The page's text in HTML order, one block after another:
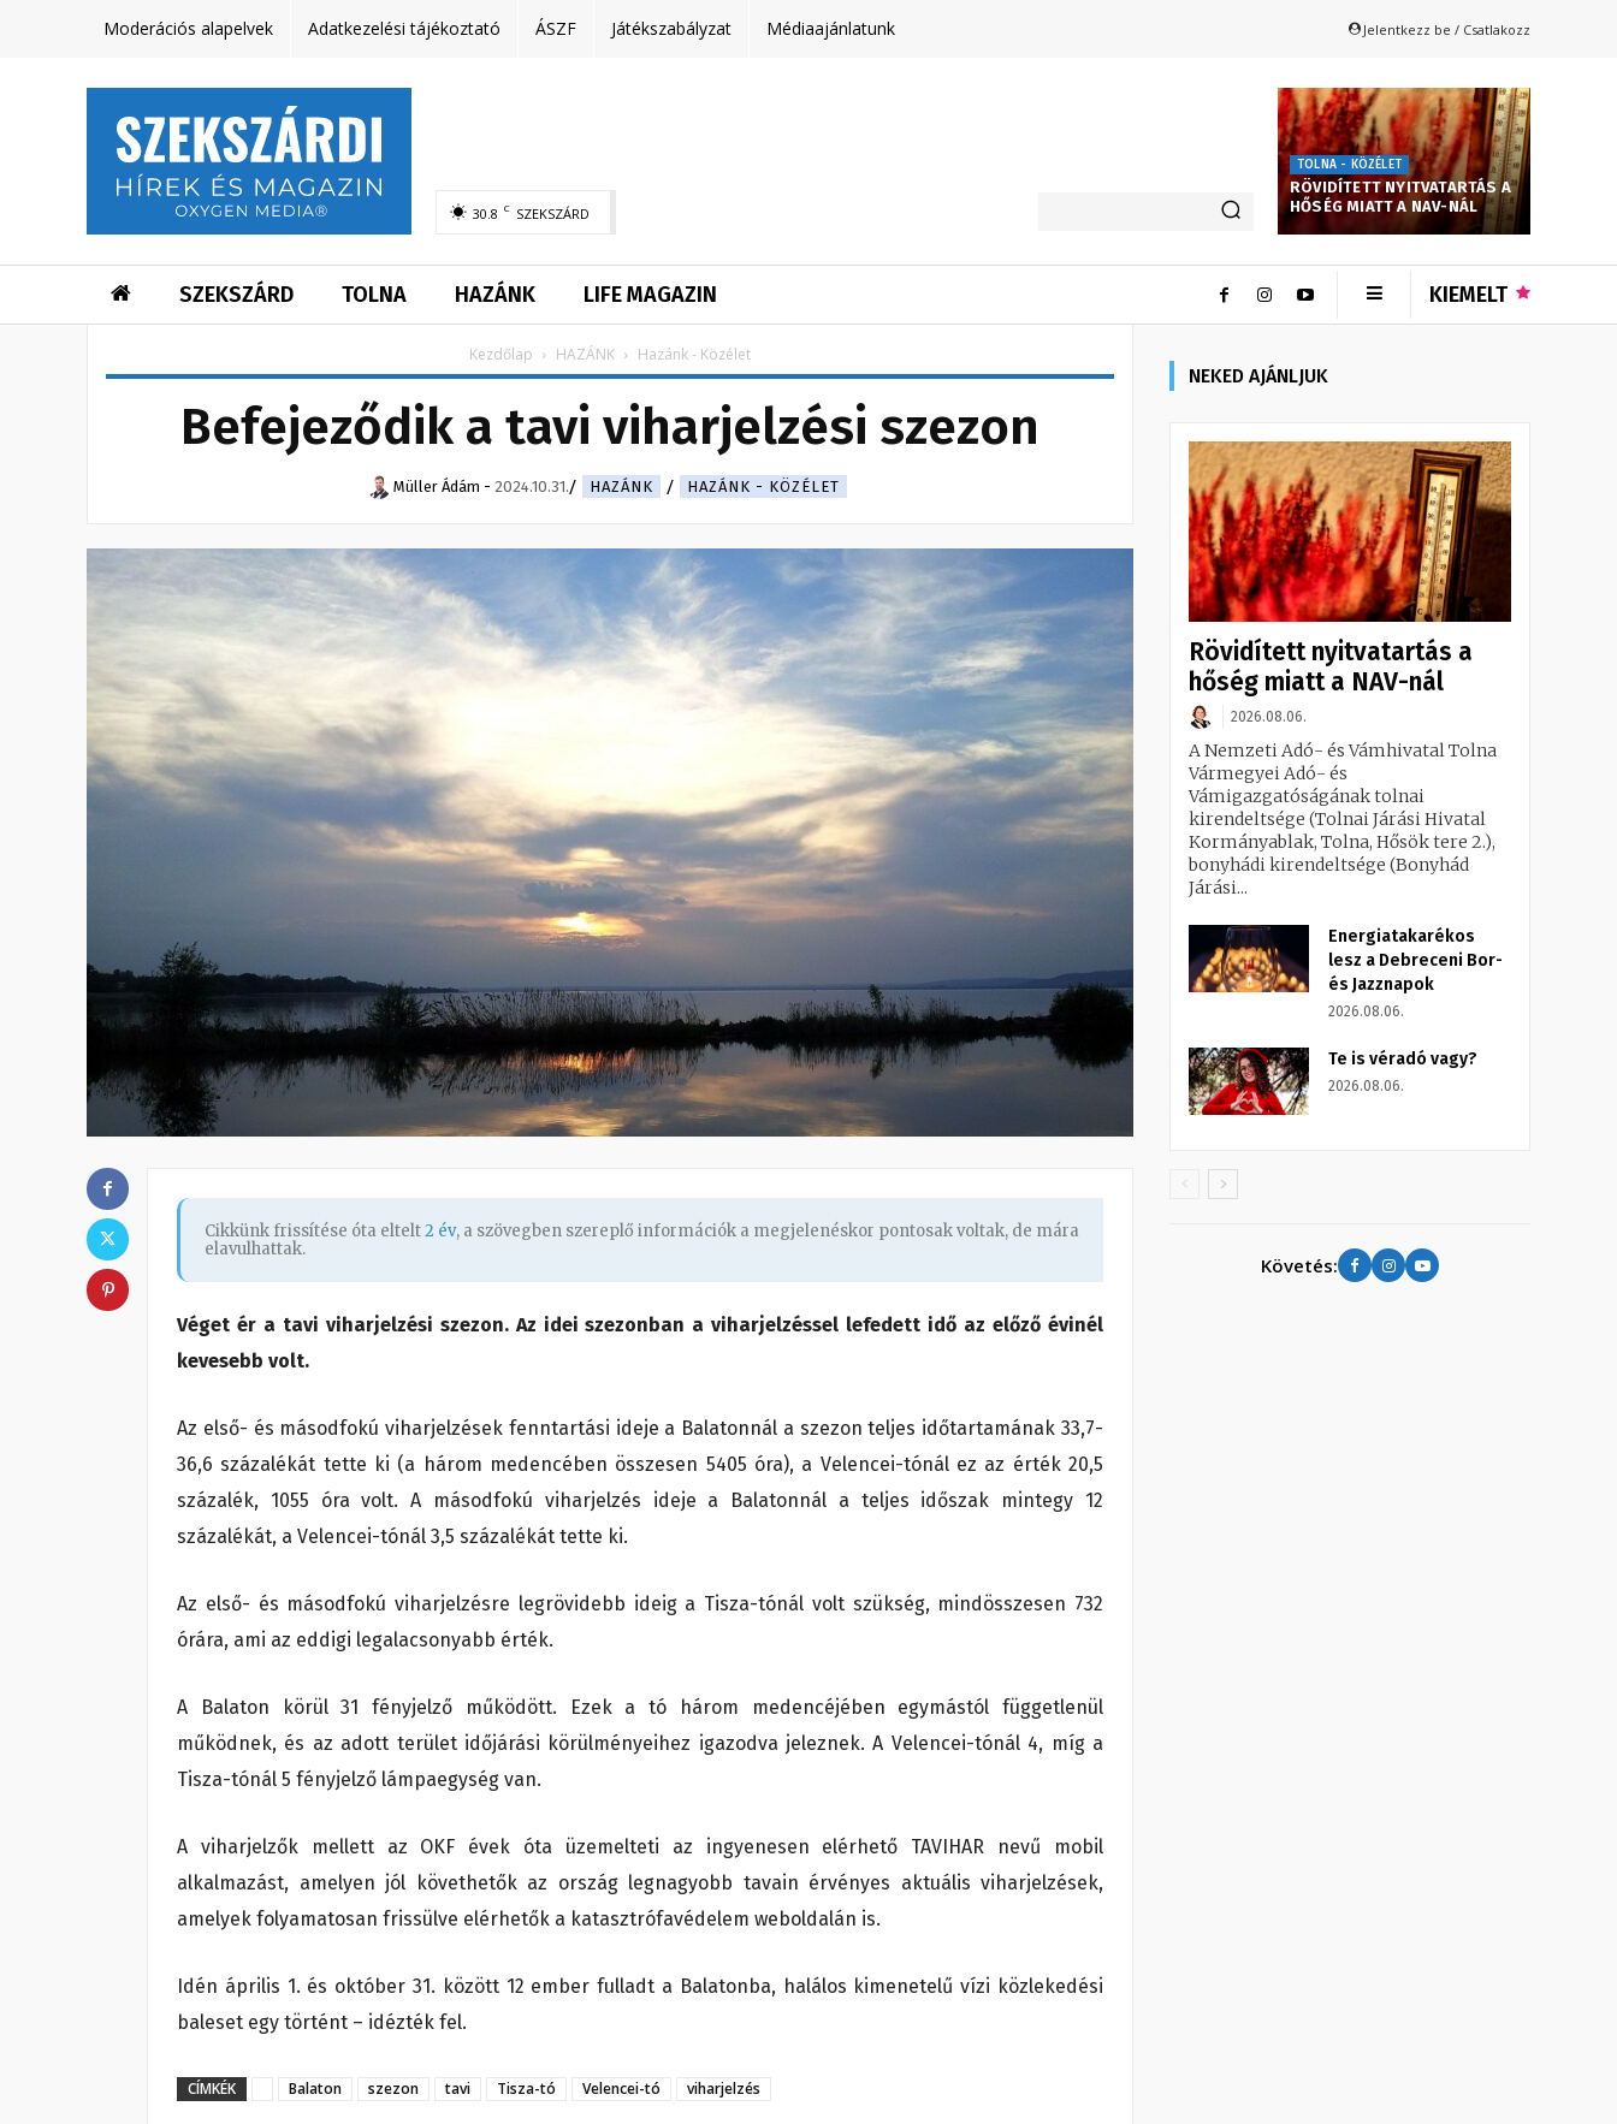
Moderációs alapelvek Adatkezelési tájékoztató ÁSZF Játékszabályzat Médiaajánlatunk Jelentkezz be / Csatlakozz
30.8 C SZEKSZÁRD
TOLNA - KÖZÉLET
RÖVIDÍTETT NYITVATARTÁS A
HŐSÉG MIATT A NAV-NÁL
SZEKSZÁRD TOLNA HAZÁNK LIFE MAGAZIN KIEMELT
Kezdőlap HAZÁNK Hazánk - Közélet
Befejeződik a tavi viharjelzési szezon
Müller Ádám - 2024.10.31. HAZÁNK HAZÁNK - KÖZÉLET
Cikkünk frissítése óta eltelt2 év, a szövegben szereplő információk a megjelenéskor pontosak voltak, de mára
elavulhattak.
Véget ér a tavi viharjelzési szezon. Az idei szezonban a viharjelzéssel lefedett idő az előző évinél
kevesebb volt.
Az első- és másodfokú viharjelzések fenntartási ideje a Balatonnál a szezon teljes időtartamának 33,7-
36,6 százalékát tette ki (a három medencében összesen 5405 óra), a Velencei-tónál ez az érték 20,5
százalék, 1055 óra volt. A másodfokú viharjelzés ideje a Balatonnál a teljes időszak mintegy 12
százalékát, a Velencei-tónál 3,5 százalékát tette ki.
Az első- és másodfokú viharjelzésre legrövidebb ideig a Tisza-tónál volt szükség, mindösszesen 732
órára, ami az eddigi legalacsonyabb érték.
A Balaton körül 31 fényjelző működött. Ezek a tó három medencéjében egymástól függetlenül
működnek, és az adott terület időjárási körülményeihez igazodva jeleznek. A Velencei-tónál 4, míg a
Tisza-tónál 5 fényjelző lámpaegység van.
A viharjelzők mellett az OKF évek óta üzemelteti az ingyenesen elérhető TAVIHAR nevű mobil
alkalmazást, amelyen jól követhetők az ország legnagyobb tavain érvényes aktuális viharjelzések,
amelyek folyamatosan frissülve elérhetők a katasztrófavédelem weboldalán is.
Idén április 1. és október 31. között 12 ember fulladt a Balatonba, halálos kimenetelű vízi közlekedési
baleset egy történt – idézték fel.
CÍMKÉK Balaton szezon tavi Tisza-tó Velencei-tó viharjelzés
NEKED AJÁNLJUK
Rövidített nyitvatartás a
hőség miatt a NAV-nál
2026.08.06.
A Nemzeti Adó- és Vámhivatal Tolna
Vármegyei Adó- és
Vámigazgatóságának tolnai
kirendeltsége (Tolnai Járási Hivatal
Kormányablak, Tolna, Hősök tere 2.),
bonyhádi kirendeltsége (Bonyhád
Járási...
Energiatakarékos
lesz a Debreceni Bor-
és Jazznapok
2026.08.06.
Te is véradó vagy?
2026.08.06.
Követés: